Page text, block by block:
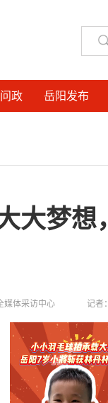
问政 岳阳发布
大梦
媒体采访中心 记者